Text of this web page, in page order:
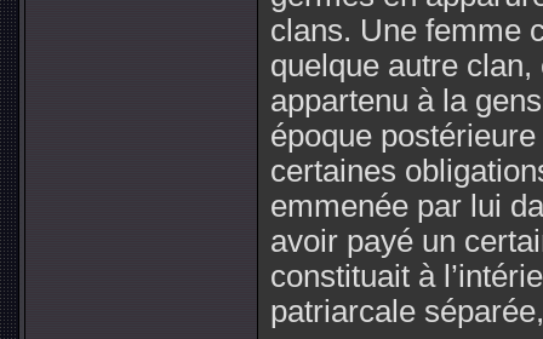
clans. Une femme
quelque autre
appartenu à la
époque
certaines
emmenée par lui
avoir payé un
constituait à
patriarcale